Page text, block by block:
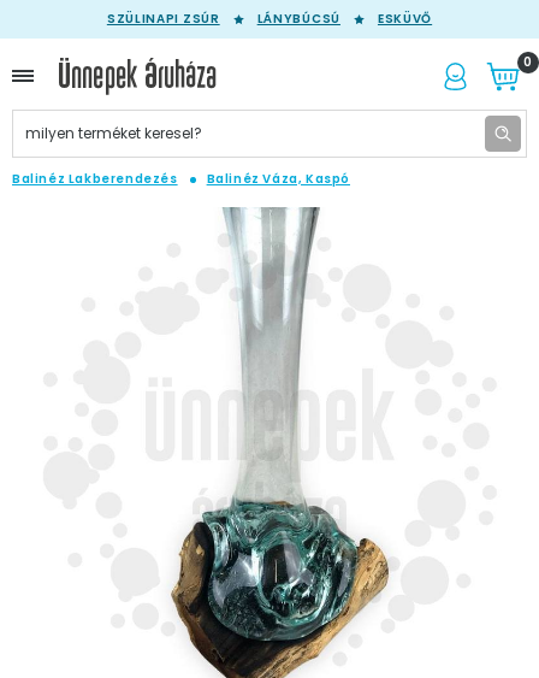
SZÜLINAPI ZSÚR LÁNYBÚCSÚ ESKÜVŐ
0
Balinéz Lakberendezés Balinéz Váza, Kaspó